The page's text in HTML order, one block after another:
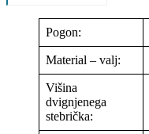
Pogon:
Material – valj:
Višina
dvignjenega
stebrička: